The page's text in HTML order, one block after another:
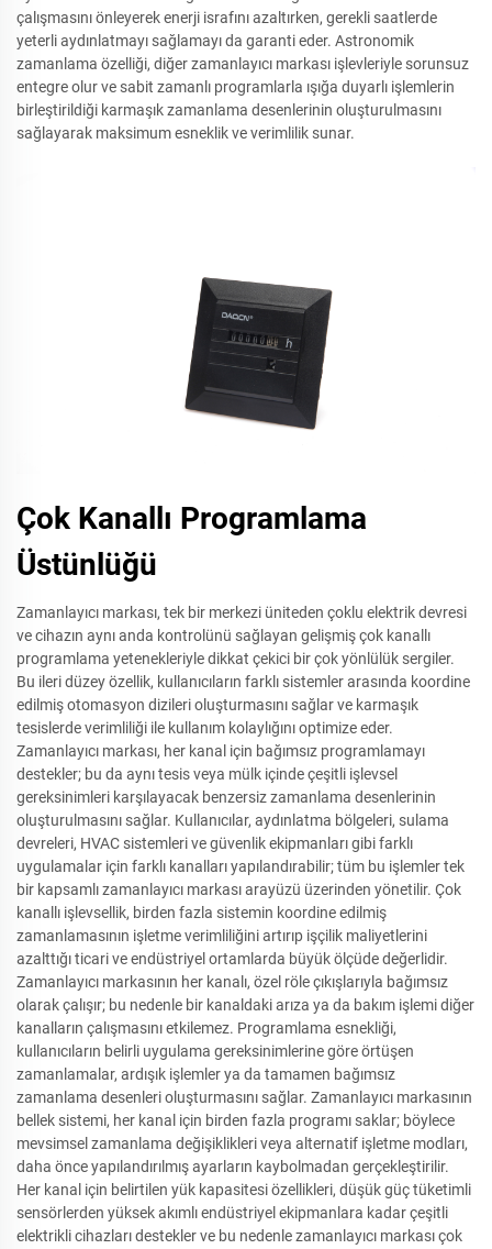
çalışmasını önleyerek enerji israfını azaltırken, gerekli saatlerde
yeterli aydınlatmayı sağlamayı da garanti eder. Astronomik
zamanlama özelliği, diğer zamanlayıcı markası işlevleriyle sorunsuz
entegre olur ve sabit zamanlı programlarla ışığa duyarlı işlemlerin
birleştirildiği karmaşık zamanlama desenlerinin oluşturulmasını
sağlayarak maksimum esneklik ve verimlilik sunar.
Çok Kanallı Programlama
Üstünlüğü
Zamanlayıcı markası, tek bir merkezi üniteden çoklu elektrik devresi
ve cihazın aynı anda kontrolünü sağlayan gelişmiş çok kanallı
programlama yetenekleriyle dikkat çekici bir çok yönlülük sergiler.
Bu ileri düzey özellik, kullanıcıların farklı sistemler arasında koordine
edilmiş otomasyon dizileri oluşturmasını sağlar ve karmaşık
tesislerde verimliliği ile kullanım kolaylığını optimize eder.
Zamanlayıcı markası, her kanal için bağımsız programlamayı
destekler; bu da aynı tesis veya mülk içinde çeşitli işlevsel
gereksinimleri karşılayacak benzersiz zamanlama desenlerinin
oluşturulmasını sağlar. Kullanıcılar, aydınlatma bölgeleri, sulama
devreleri, HVAC sistemleri ve güvenlik ekipmanları gibi farklı
uygulamalar için farklı kanalları yapılandırabilir; tüm bu işlemler tek
bir kapsamlı zamanlayıcı markası arayüzü üzerinden yönetilir. Çok
kanallı işlevsellik, birden fazla sistemin koordine edilmiş
zamanlamasının işletme verimliliğini artırıp işçilik maliyetlerini
azalttığı ticari ve endüstriyel ortamlarda büyük ölçüde değerlidir.
Zamanlayıcı markasının her kanalı, özel röle çıkışlarıyla bağımsız
olarak çalışır; bu nedenle bir kanaldaki arıza ya da bakım işlemi diğer
kanalların çalışmasını etkilemez. Programlama esnekliği,
kullanıcıların belirli uygulama gereksinimlerine göre örtüşen
zamanlamalar, ardışık işlemler ya da tamamen bağımsız
zamanlama desenleri oluşturmasını sağlar. Zamanlayıcı markasının
bellek sistemi, her kanal için birden fazla programı saklar; böylece
mevsimsel zamanlama değişiklikleri veya alternatif işletme modları,
daha önce yapılandırılmış ayarların kaybolmadan gerçekleştirilir.
Her kanal için belirtilen yük kapasitesi özellikleri, düşük güç tüketimli
sensörlerden yüksek akımlı endüstriyel ekipmanlara kadar çeşitli
elektrikli cihazları destekler ve bu nedenle zamanlayıcı markası çok